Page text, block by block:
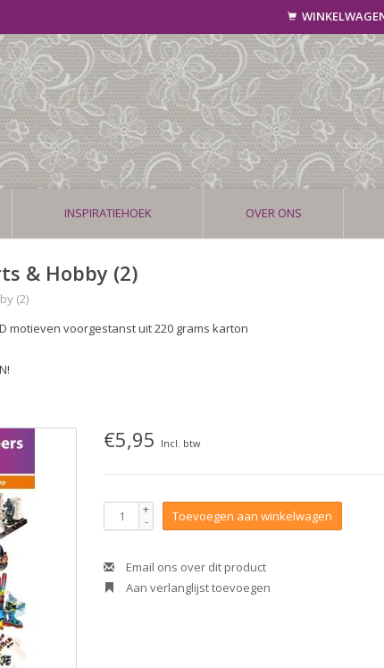
INSPIRATIEHOEK OVER ONS
& Hobby (2)
(2)
motieven voorgestanst uit 220 grams karton
€5,95 Incl. btw
+
- Toevoegen aan winkelwagen
Email ons over dit product
Aan verlanglijst toevoegen